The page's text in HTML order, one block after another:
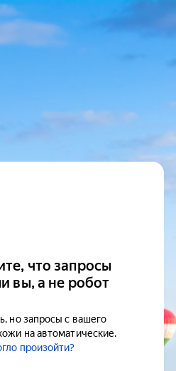
что запросы
вы, а не робот
но запросы с вашего
на автоматические.
произойти?